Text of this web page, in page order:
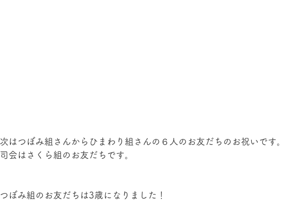
次はつぼみ組さんからひまわり組さんの６人のお友だちのお祝いです。
司会はさくら組のお友だちです。
つぼみ組のお友だちは3歳になりました！